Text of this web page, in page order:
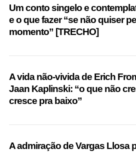
Um conto singelo e
e o que fazer “se não quiser
momento” [TRECHO]
A vida não-vivida de Erich
Jaan Kaplinski: “o que não
cresce pra baixo”
A admiração de Vargas Llosa